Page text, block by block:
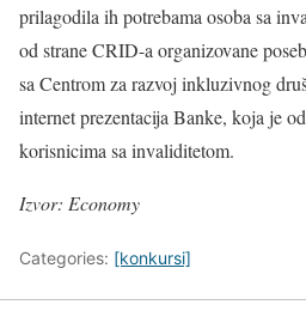
prilagodila ih potrebama osoba sa
od strane CRID-a organizovane
sa Centrom za razvoj inkluzivnog
internet prezentacija Banke, koja je
korisnicima sa invaliditetom.
Izvor: Economy
Categories: [konkursi]